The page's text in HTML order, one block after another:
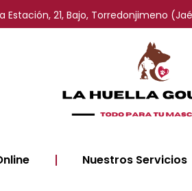
Estación, 21, Bajo, Torredonjimeno
Nuestros Servicios